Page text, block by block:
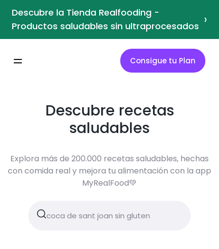
Descubre la Tienda Realfooding -
Productos saludables sin ultraprocesados ›
Consigue tu Plan
Descubre recetas
saludables
Explora más de 200.000 recetas saludables, hechas
con comida real y mejora tu alimentación con la app
MyRealFood💚